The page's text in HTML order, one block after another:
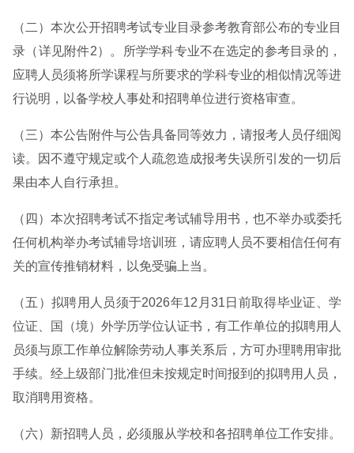
（二）本次公开招聘考试专业目录参考教育部公布的专业目
录（详见附件2）。所学学科专业不在选定的参考目录的，
应聘人员须将所学课程与所要求的学科专业的相似情况等进
行说明，以备学校人事处和招聘单位进行资格审查。
（三）本公告附件与公告具备同等效力，请报考人员仔细阅
读。因不遵守规定或个人疏忽造成报考失误所引发的一切后
果由本人自行承担。
（四）本次招聘考试不指定考试辅导用书，也不举办或委托
任何机构举办考试辅导培训班，请应聘人员不要相信任何有
关的宣传推销材料，以免受骗上当。
（五）拟聘用人员须于2026年12月31日前取得毕业证、学
位证、国（境）外学历学位认证书，有工作单位的拟聘用人
员须与原工作单位解除劳动人事关系后，方可办理聘用审批
手续。经上级部门批准但未按规定时间报到的拟聘用人员，
取消聘用资格。
（六）新招聘人员，必须服从学校和各招聘单位工作安排。